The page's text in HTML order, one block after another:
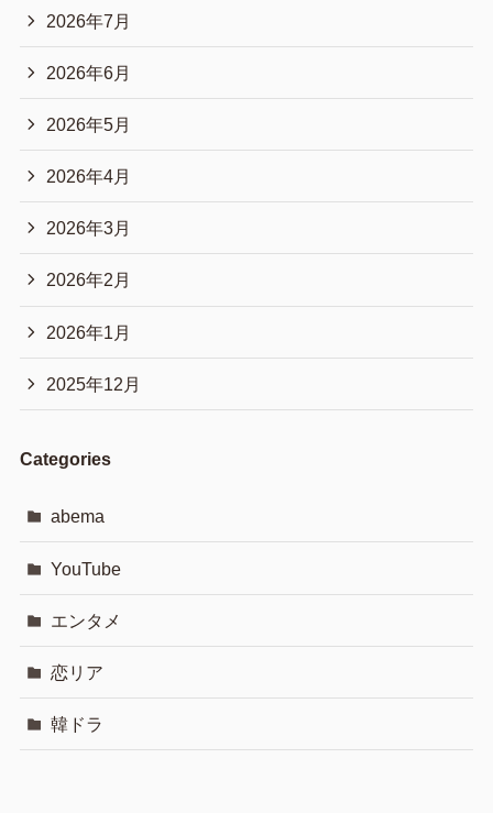
2026年7月
2026年6月
2026年5月
2026年4月
2026年3月
2026年2月
2026年1月
2025年12月
Categories
abema
YouTube
エンタメ
恋リア
韓ドラ